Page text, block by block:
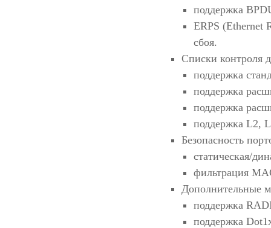
поддержка
ERPS (Ethernet
сбоя.
Списки контроля
поддержка
поддержка
поддержка
поддержка L2,
Безопасность
статическая/
фильтрация
Дополнительные
поддержка
поддержка